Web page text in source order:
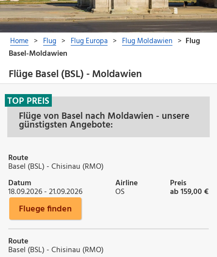
Flüge Basel (BSL) - Moldawien
Flüge von Basel nach Moldawien - unsere
günstigsten Angebote:
TOP PREIS
Route
Basel (BSL) - Chisinau (RMO)
Datum
18.09.2026 - 21.09.2026
Airline
OS
Preis
ab 159,00 €
Fluege finden
Route
Basel (BSL) - Chisinau (RMO)